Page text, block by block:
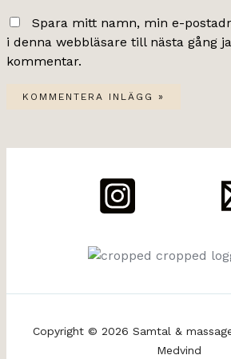
Spara mitt namn, min e-
i denna webbläsare till nästa gång
kommentar.
Copyright © 2026 Samtal &
Medvind